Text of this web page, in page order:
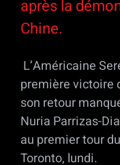
après la
Chine.
L’Américaine
première victoire
son retour
Nuria Parrizas-
au premier tour
Toronto, lundi.